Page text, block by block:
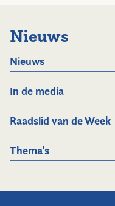
Nieuws
Nieuws
In de media
Raadslid van de Week
Thema's